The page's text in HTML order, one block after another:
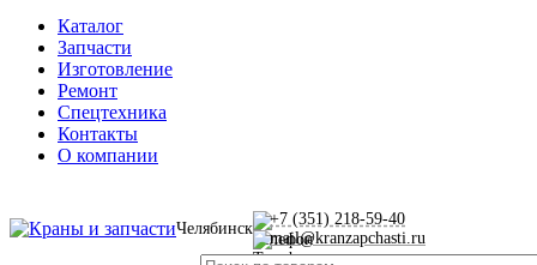
Каталог
Запчасти
Изготовление
Ремонт
Спецтехника
Контакты
О компании
Челябинск
+7 (351) 218-59-40
mail@kranzapchasti.ru